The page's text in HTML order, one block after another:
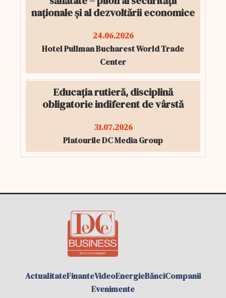
naționale și al dezvoltării economice
24.06.2026
Hotel Pullman Bucharest World Trade
Center
Educația rutieră, disciplină
obligatorie indiferent de vârstă
31.07.2026
Platourile DC Media Group
ActualitateFinanteVideoEnergieBănciCompanii
Evenimente